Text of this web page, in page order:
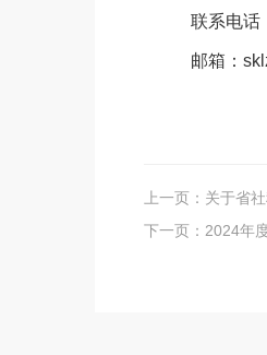
联系电话
邮箱：
上一页： 关于省
下一页： 2024年